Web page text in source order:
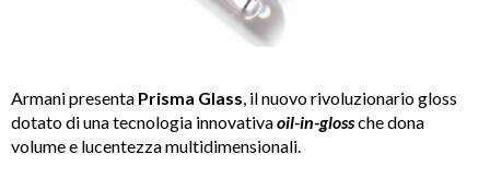
Armani presenta Prisma Glass, il nuovo rivoluzionario gloss
dotato di una tecnologia innovativaoil-in-glossche dona
volume e lucentezza multidimensionali.